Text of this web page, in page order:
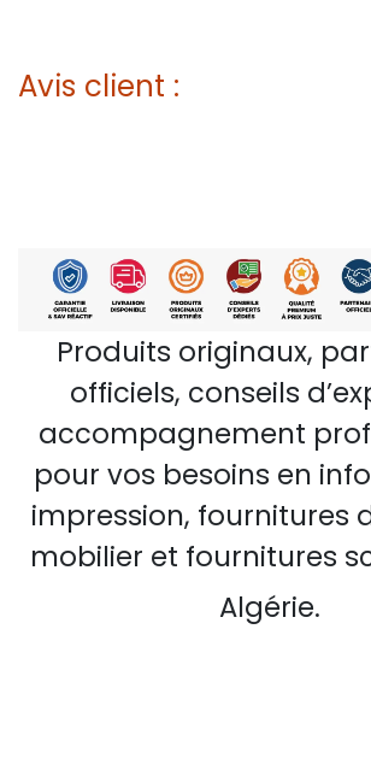
Avis client :
Produits originaux,
officiels, conseils
accompagnement
pour vos besoins en
impression, fournitures
mobilier et fournitures
Algérie.